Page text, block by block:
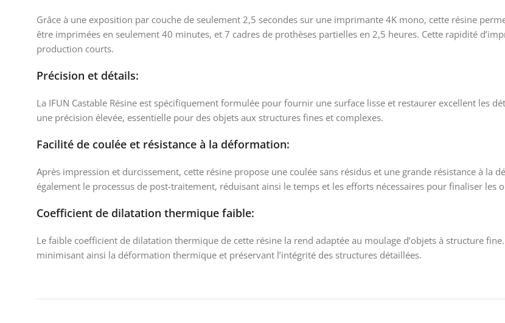
Grâce à une exposition par couche de seulement 2,5 secondes sur une imprimante 4K mono, cette résine
être imprimées en seulement 40 minutes, et 7 cadres de prothèses partielles en 2,5 heures. Cette rapidité
production courts.
Précision et détails:
La IFUN Castable Résine est spécifiquement formulée pour fournir une surface lisse et restaurer excellent les
une précision élevée, essentielle pour des objets aux structures fines et complexes.
Facilité de coulée et résistance à la déformation:
Après impression et durcissement, cette résine propose une coulée sans résidus et une grande résistance à la
également le processus de post-traitement, réduisant ainsi le temps et les efforts nécessaires pour finaliser les
Coefficient de dilatation thermique faible:
Le faible coefficient de dilatation thermique de cette résine la rend adaptée au moulage d’objets à structure
minimisant ainsi la déformation thermique et préservant l’intégrité des structures détaillées.